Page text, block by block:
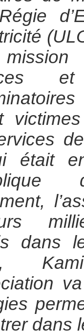
était
dans
dans